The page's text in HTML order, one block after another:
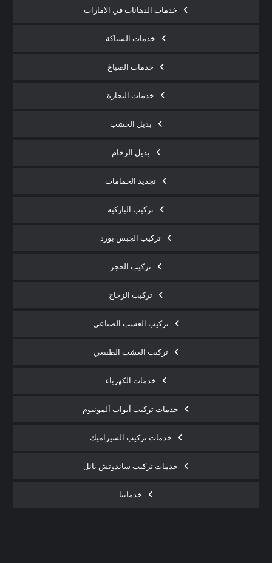
خدمات الدهانات في الامارات
خدمات السباكة
خدمات الصباغ
خدمات النجارة
بديل الخشب
بديل الرخام
تجديد الحمامات
تركيب الباركيه
تركيب الجبس بورد
تركيب الحجر
تركيب الزجاج
تركيب العشب الصناعي
تركيب العشب الطبيعي
خدمات الكهرباء
خدمات تركيب أبواب ألمونيوم
خدمات تركيب السيراميك
خدمات تركيب ساندوتش بانل
خدماتنا